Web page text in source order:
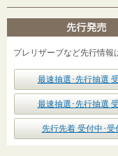
プレリザーブなど先行情報
最速抽選･先行抽選
最速抽選･先行抽選
先行先着 受付中･受